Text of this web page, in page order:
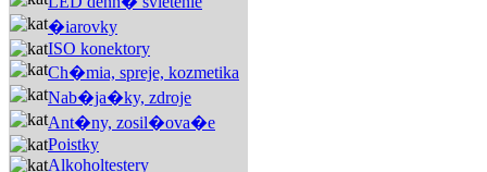
�iarovky
ISO konektory
Ch�mia, spreje, kozmetika
Nab�ja�ky, zdroje
Ant�ny, zosil�ova�e
Poistky
Alkoholtestery